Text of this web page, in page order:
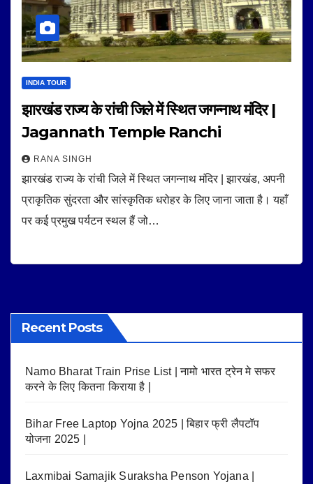
INDIA TOUR
झारखंड राज्य के रांची जिले में स्थित जगन्नाथ मंदिर |
Jagannath Temple Ranchi
RANA SINGH
झारखंड राज्य के रांची जिले में स्थित जगन्नाथ मंदिर | झारखंड, अपनी
प्राकृतिक सुंदरता और सांस्कृतिक धरोहर के लिए जाना जाता है। यहाँ
पर कई प्रमुख पर्यटन स्थल हैं जो…
Recent Posts
Namo Bharat Train Prise List | नामो भारत ट्रेन मे सफर
करने के लिए कितना किराया है |
Bihar Free Laptop Yojna 2025 | बिहार फ्री लैपटॉप
योजना 2025 |
Laxmibai Samajik Suraksha Penson Yojana |